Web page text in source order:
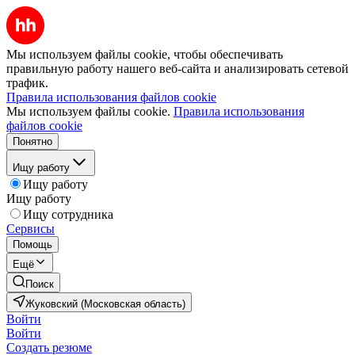
Мы используем файлы cookie, чтобы обеспечивать
правильную работу нашего веб-сайта и анализировать сетевой
трафик.
Правила использования файлов cookie
Мы используем файлы cookie. Правила использования
файлов cookie
Понятно
Ищу работу
Ищу работу
Ищу работу
Ищу сотрудника
Сервисы
Помощь
Ещё
Поиск
Жуковский (Московская область)
Войти
Войти
Создать резюме